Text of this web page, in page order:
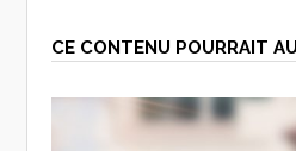
CE CONTENU POURRAIT